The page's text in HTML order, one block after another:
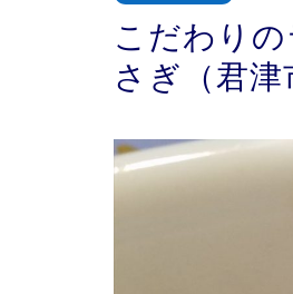
こだわり
さぎ（君津